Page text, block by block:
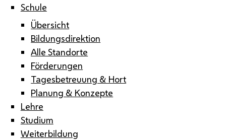
Schule
Übersicht
Bildungsdirektion
Alle Standorte
Förderungen
Tagesbetreuung & Hort
Planung & Konzepte
Lehre
Studium
Weiterbildung